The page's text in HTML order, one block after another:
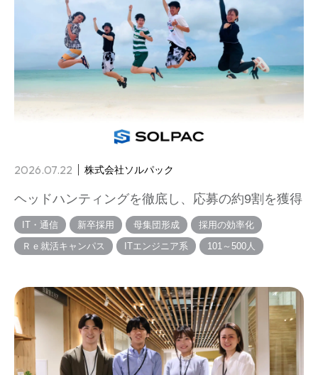
2026.07.22 株式会社ソルパック
ヘッドハンティングを徹底し、応募の約9割を獲得
IT・通信 新卒採用 母集団形成
採用の効率化
Ｒｅ就活キャンパス
ITエンジニア系 101～500人